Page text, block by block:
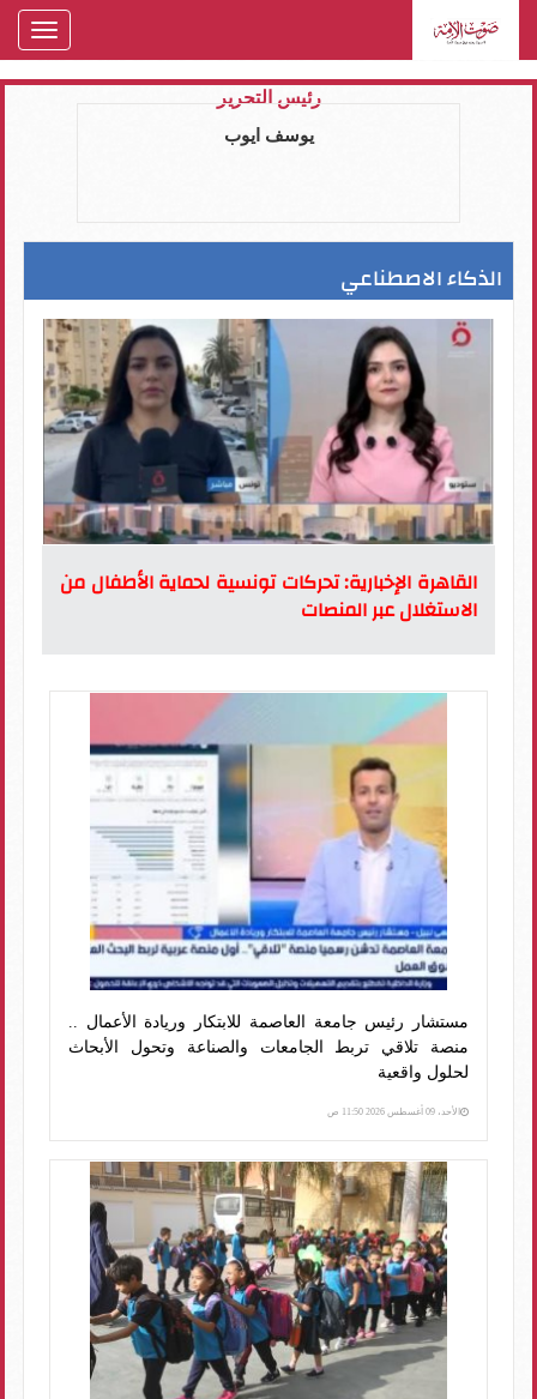
رئيس التحرير
يوسف ايوب
الذكاء الاصطناعي
القاهرة الإخبارية: تحركات تونسية لحماية الأطفال من
الاستغلال عبر المنصات
مستشار رئيس جامعة العاصمة للابتكار وريادة الأعمال ..
منصة تلاقي تربط الجامعات والصناعة وتحول الأبحاث
لحلول واقعية
الأحد، 09 أغسطس 2026 11:50 ص